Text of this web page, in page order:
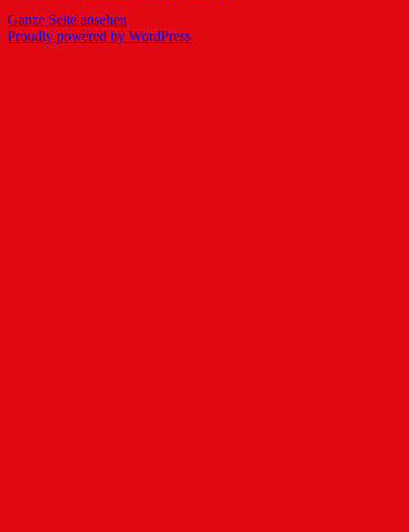
Ganze Seite ansehen
Proudly powered by WordPress